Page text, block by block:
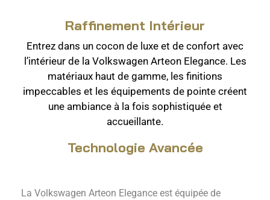
Raffinement Intérieur
Entrez dans un cocon de luxe et de confort avec
l’intérieur de la Volkswagen Arteon Elegance. Les
matériaux haut de gamme, les finitions
impeccables et les équipements de pointe créent
une ambiance à la fois sophistiquée et
accueillante.
Technologie Avancée
La Volkswagen Arteon Elegance est équipée de